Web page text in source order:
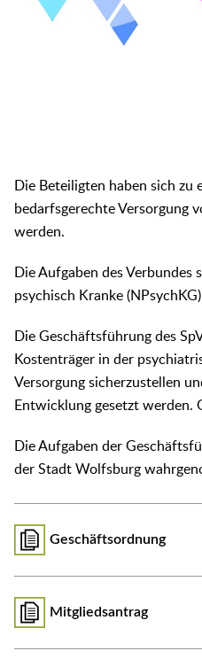
Die Beteiligten haben sich
bedarfsgerechte Versorgung
werden.
Die Aufgaben des
psychisch Kranke
Die Geschäftsführung des
Kostenträger in der
Versorgung sicherzustellen
Entwicklung gesetzt werden.
Die Aufgaben der
der Stadt Wolfsburg
Geschäftsordnung
Mitgliedsantrag